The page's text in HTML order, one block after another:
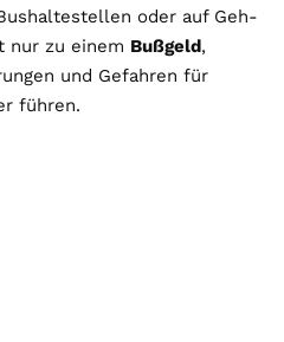
oder auf Geh-
nur zu einem Bußgeld,
und Gefahren für
führen.